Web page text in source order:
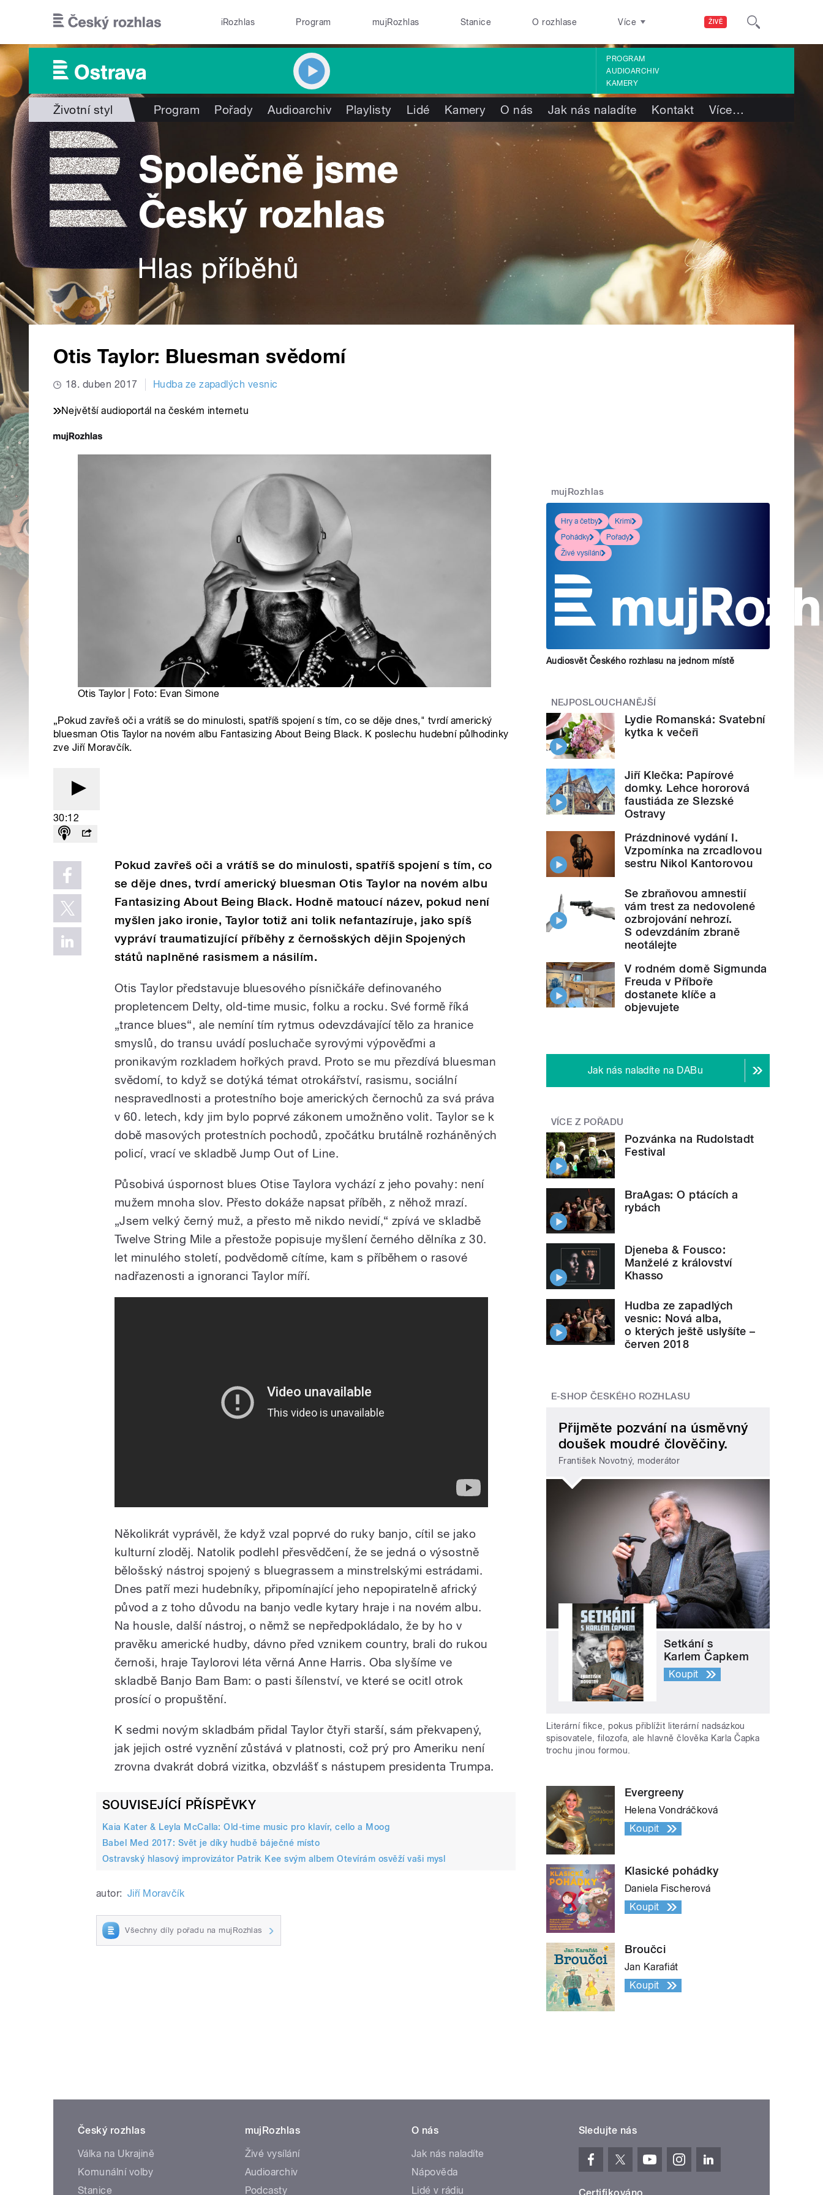
ŽIVĚ
iRozhlas Program mujRozhlas Stanice O rozhlase Více
PROGRAM
AUDIOARCHIV
KAMERY
Životní styl Program Pořady Audioarchiv Playlisty Lidé Kamery O nás Jak nás naladíte Kontakt Více…
Otis Taylor: Bluesman svědomí
18. duben 2017 Hudba ze zapadlých vesnic
Největší audioportál na českém internetu
Otis Taylor | Foto: Evan Simone
„Pokud zavřeš oči a vrátíš se do minulosti, spatříš spojení s tím, co se děje dnes," tvrdí americký
bluesman Otis Taylor na novém albu Fantasizing About Being Black. K poslechu hudební půlhodinky
zve Jiří Moravčík.
30:12
Pokud zavřeš oči a vrátíš se do minulosti, spatříš spojení s tím, co
se děje dnes, tvrdí americký bluesman Otis Taylor na novém albu
Fantasizing About Being Black. Hodně matoucí název, pokud není
myšlen jako ironie, Taylor totiž ani tolik nefantazíruje, jako spíš
vypráví traumatizující příběhy z černošských dějin Spojených
států naplněné rasismem a násilím.
Otis Taylor představuje bluesového písničkáře definovaného
propletencem Delty, old-time music, folku a rocku. Své formě říká
„trance blues“, ale nemíní tím rytmus odevzdávající tělo za hranice
smyslů, do transu uvádí posluchače syrovými výpověďmi a
pronikavým rozkladem hořkých pravd. Proto se mu přezdívá bluesman
svědomí, to když se dotýká témat otrokářství, rasismu, sociální
nespravedlnosti a protestního boje amerických černochů za svá práva
v 60. letech, kdy jim bylo poprvé zákonem umožněno volit. Taylor se k
době masových protestních pochodů, zpočátku brutálně rozháněných
policí, vrací ve skladbě Jump Out of Line.
Působivá úspornost blues Otise Taylora vychází z jeho povahy: není
mužem mnoha slov. Přesto dokáže napsat příběh, z něhož mrazí.
„Jsem velký černý muž, a přesto mě nikdo nevidí,“ zpívá ve skladbě
Twelve String Mile a přestože popisuje myšlení černého dělníka z 30.
let minulého století, podvědomě cítíme, kam s příběhem o rasové
nadřazenosti a ignoranci Taylor míří.
Několikrát vyprávěl, že když vzal poprvé do ruky banjo, cítil se jako
kulturní zloděj. Natolik podlehl přesvědčení, že se jedná o výsostně
bělošský nástroj spojený s bluegrassem a minstrelskými estrádami.
Dnes patří mezi hudebníky, připomínající jeho nepopiratelně africký
původ a z toho důvodu na banjo vedle kytary hraje i na novém albu.
Na housle, další nástroj, o němž se nepředpokládalo, že by ho v
pravěku americké hudby, dávno před vznikem country, brali do rukou
černoši, hraje Taylorovi léta věrná Anne Harris. Oba slyšíme ve
skladbě Banjo Bam Bam: o pasti šílenství, ve které se ocitl otrok
prosící o propuštění.
K sedmi novým skladbám přidal Taylor čtyři starší, sám překvapený,
jak jejich ostré vyznění zůstává v platnosti, což prý pro Ameriku není
zrovna dvakrát dobrá vizitka, obzvlášť s nástupem presidenta Trumpa.
SOUVISEJÍCÍ PŘÍSPĚVKY
Kaia Kater & Leyla McCalla: Old-time music pro klavír, cello a Moog
Babel Med 2017: Svět je díky hudbě báječné místo
Ostravský hlasový improvizátor Patrik Kee svým albem Otevírám osvěží vaši mysl
autor: Jiří Moravčík
Všechny díly pořadu na mujRozhlas
mujRozhlas
Hry a četby
Krimi
Pohádky
Pořady
Živé vysílání
Audiosvět Českého rozhlasu na jednom místě
NEJPOSLOUCHANĚJŠÍ
Lydie Romanská: Svatební
kytka k večeři
Jiří Klečka: Papírové
domky. Lehce hororová
faustiáda ze Slezské
Ostravy
Prázdninové vydání I.
Vzpomínka na zrcadlovou
sestru Nikol Kantorovou
Se zbraňovou amnestií
vám trest za nedovolené
ozbrojování nehrozí.
S odevzdáním zbraně
neotálejte
V rodném domě Sigmunda
Freuda v Příboře
dostanete klíče a
objevujete
Jak nás naladíte na DABu
VÍCE Z POŘADU
Pozvánka na Rudolstadt
Festival
BraAgas: O ptácích a
rybách
Djeneba & Fousco:
Manželé z království
Khasso
Hudba ze zapadlých
vesnic: Nová alba,
o kterých ještě uslyšíte –
červen 2018
E-SHOP ČESKÉHO ROZHLASU
Přijměte pozvání na úsměvný
doušek moudré člověčiny.
František Novotný, moderátor
Setkání s
Karlem Čapkem
Koupit
Literární fikce, pokus přiblížit literární nadsázkou
spisovatele, filozofa, ale hlavně člověka Karla Čapka
trochu jinou formou.
Evergreeny
Helena Vondráčková
Koupit
Klasické pohádky
Daniela Fischerová
Koupit
Broučci
Jan Karafiát
Koupit
Český rozhlas
Válka na Ukrajině
Komunální volby
Stanice
mujRozhlas
Živé vysílání
Audioarchiv
Podcasty
O nás
Jak nás naladíte
Nápověda
Lidé v rádiu
Sledujte nás